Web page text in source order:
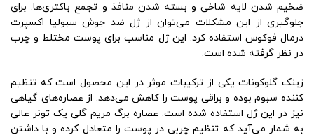
ضخیم شدن لایه شاخی و بسته شدن منافذ و تجمع باکتری‌ها. برای
جلوگیری از این مشکلات می‌توان از ژل ضد جوش سبولیا اکسپرت
درمال فوکوس استفاده کرد. این ژل مناسب برای پوست مختلط و چرب
در نظر گرفته شده است.
زینک گلوکونات یکی از ترکیبات موثر در این محصول است که تنظیم
کننده سبوم بوده و براقی پوست را کاهش می‌دهد. از عصاره‌های گیاهی
نیز در این ژل استفاده شده است. عصاره برگ مریم گلی یک تونر عالی
به شمار می‌آید که تنظیم چربی در پوست را متعادل کرده و با داشتن